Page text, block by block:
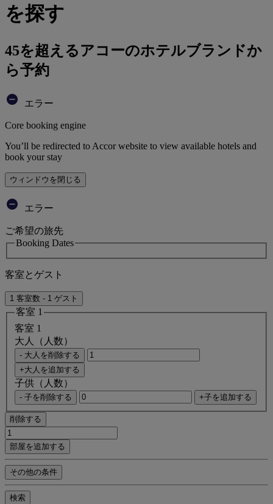
を探す
45を超えるアコーのホテルブランドか
ら予約
エラー
Core booking engine
You’ll be redirected to Accor website to view available hotels and
book your stay
ウィンドウを閉じる
エラー
ご希望の旅先
Booking Dates
客室とゲスト
1 客室数 - 1 ゲスト
客室 1
客室 1
大人（人数）
- 大人を削除する
+大人を追加する
子供（人数）
- 子を削除する +子を追加する
削除する
部屋を追加する
その他の条件
検索